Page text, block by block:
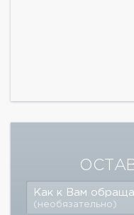
Как к Вам
(необязательно)